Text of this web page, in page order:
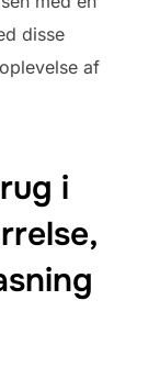
disse
af
i